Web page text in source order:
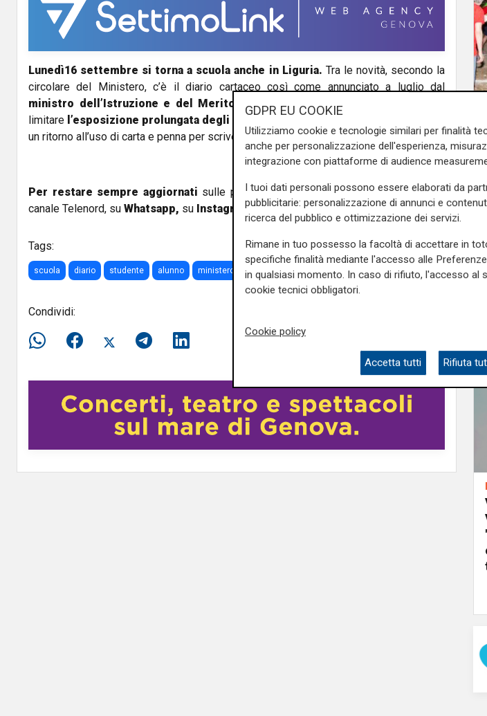
e
o
Lunedì16 settembre si torna a scuola anche in Liguria. Tra le novità, secondo la
circolare del Ministero, c’è il diario cartaceo così come annunciato a luglio dal
ministro dell’Istruzione e del Merito, Giuseppe Valditara
limitare l’esposizione prolungata degli studenti agli schermi
un ritorno all’uso di carta e penna per scrivere.
Per restare sempre aggiornati sulle principali notizie sulla Liguria seguiteci sul
canale Telenord, su Whatsapp, su Instagram,suYoutubee suFacebook.
Tags:
scuola diario studente alunno ministero
Condividi:
GDPR EU COOKIE
Utilizziamo cookie e tecnologie similari per finalità
anche per personalizzazione dell'esperienza,
integrazione con piattaforme di audience
I tuoi dati personali possono essere elaborati da
pubblicitarie: personalizzazione di annunci e
ricerca del pubblico e ottimizzazione dei servizi.
Rimane in tuo possesso la facoltà di accettare in
specifiche finalità mediante l'accesso alle
in qualsiasi momento. In caso di rifiuto, l'accesso al
cookie tecnici obbligatori.
Cookie policy
Accetta tutti Rifiuta